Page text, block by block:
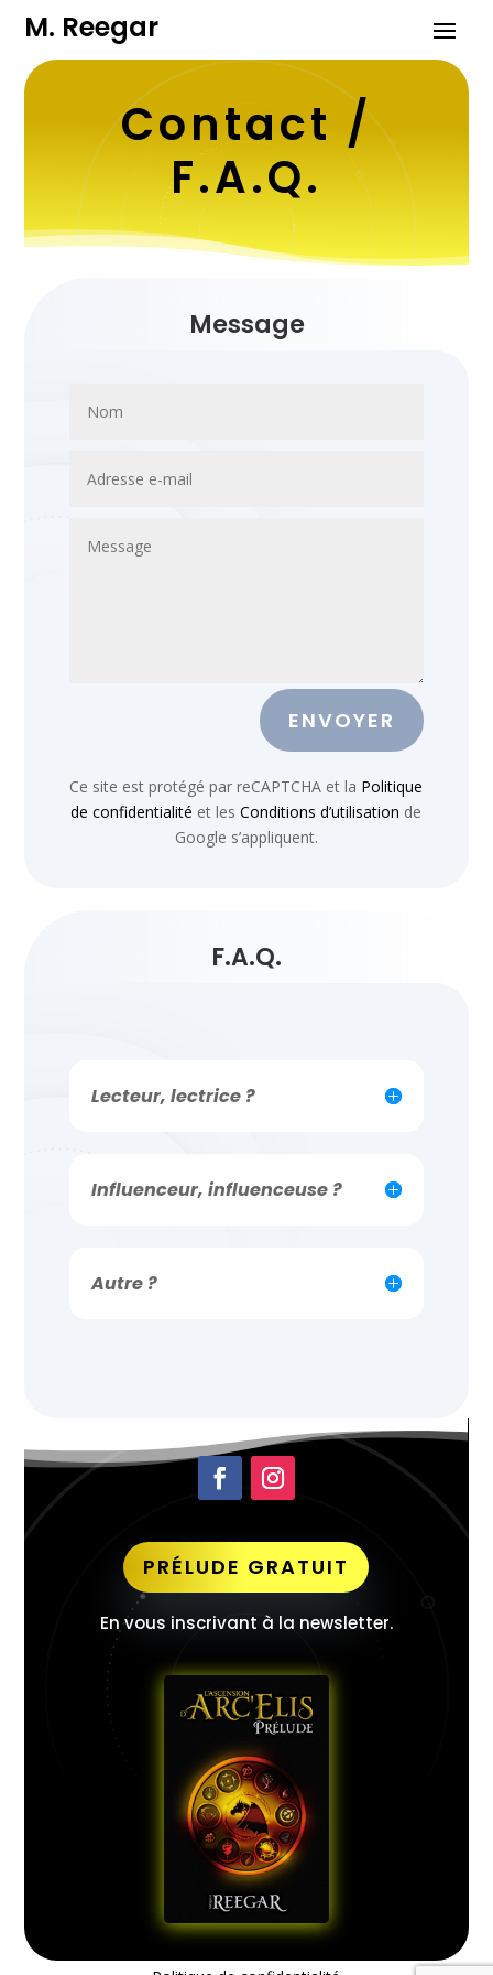
M. Reegar
Contact /
F.A.Q.
Message
ENVOYER
Ce site est protégé par reCAPTCHA et la Politique
de confidentialité et lesConditions d’utilisation de
Google s’appliquent.
F.A.Q.
Lecteur, lectrice ?
Influenceur, influenceuse ?
Autre ?
PRÉLUDE GRATUIT
En vous inscrivant à la newsletter.